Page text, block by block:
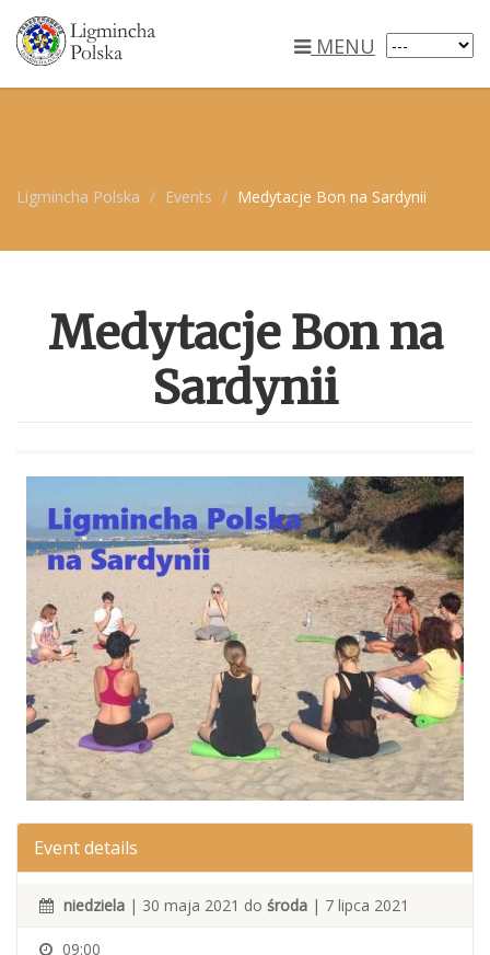
MENU
Ligmincha Polska Events Medytacje Bon na Sardynii
Medytacje Bon na
Sardynii
Event details
niedziela | 30 maja 2021 do środa | 7 lipca 2021
09:00